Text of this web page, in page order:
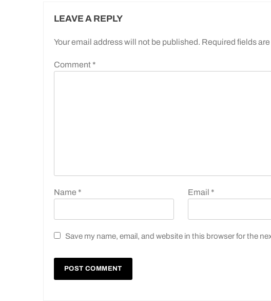
LEAVE A REPLY
Your email address will not be published. Required fields
Comment *
Name * Email *
Save my name, email, and website in this browser for the